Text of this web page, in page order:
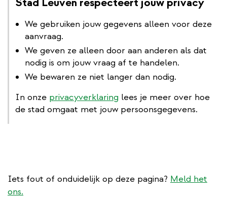
We gebruiken jouw gegevens alleen voor deze
aanvraag.
We geven ze alleen door aan anderen als dat
nodig is om jouw vraag af te handelen.
We bewaren ze niet langer dan nodig.
In onze privacyverklaring lees je meer over hoe
de stad omgaat met jouw persoonsgegevens.
Iets fout of onduidelijk op deze pagina? Meld het
ons.